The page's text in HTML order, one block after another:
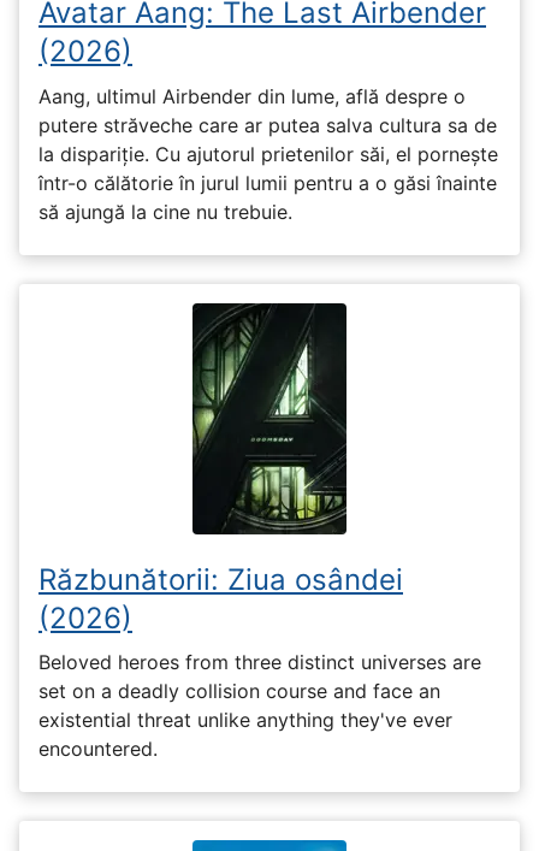
Avatar Aang: The Last Airbender
(2026)
Aang, ultimul Airbender din lume, află despre o
putere străveche care ar putea salva cultura sa de
la dispariție. Cu ajutorul prietenilor săi, el pornește
într-o călătorie în jurul lumii pentru a o găsi înainte
să ajungă la cine nu trebuie.
Răzbunătorii: Ziua osândei
(2026)
Beloved heroes from three distinct universes are
set on a deadly collision course and face an
existential threat unlike anything they've ever
encountered.